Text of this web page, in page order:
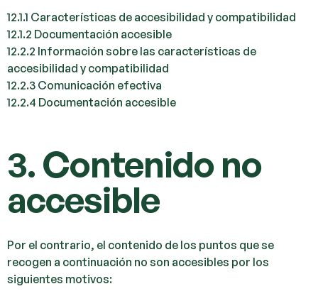
12.1.1 Características de accesibilidad y compatibilidad
12.1.2 Documentación accesible
12.2.2 Información sobre las características de
accesibilidad y compatibilidad
12.2.3 Comunicación efectiva
12.2.4 Documentación accesible
3. Contenido no
accesible
Por el contrario, el contenido de los puntos que se
recogen a continuación no son accesibles por los
siguientes motivos: